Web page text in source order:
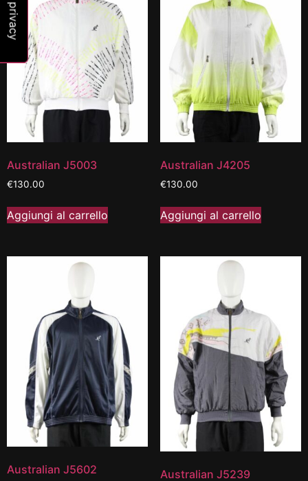
Australian J5003
€130.00
Aggiungi al carrello
Australian J4205
€130.00
Aggiungi al carrello
Australian J5602 Australian J5239